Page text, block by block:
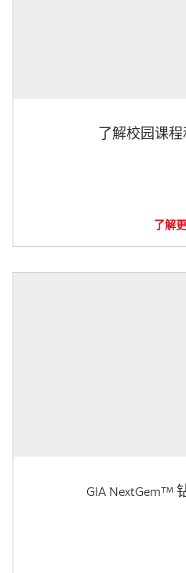
了解校园课
了解
GIA NextGem™